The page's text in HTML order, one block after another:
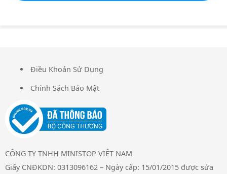
FOOTER
Điều Khoản Sử Dụng
Chính Sách Bảo Mật
CÔNG TY TNHH MINISTOP VIỆT NAM
Giấy CNĐKDN: 0313096162 – Ngày cấp: 15/01/2015 được sửa